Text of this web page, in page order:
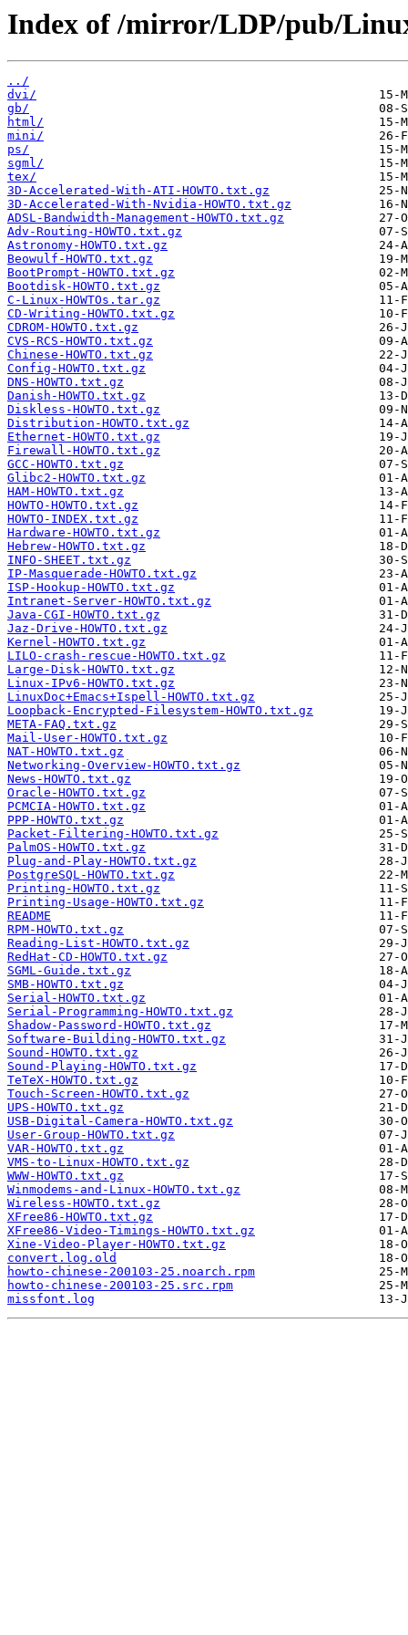
Index of /mirror/LDP/pub/
../
dvi/
gb/
html/
mini/
ps/
sgml/
tex/
3D-Accelerated-With-ATI-HOWTO.txt.gz
3D-Accelerated-With-Nvidia-HOWTO.txt.gz
ADSL-Bandwidth-Management-HOWTO.txt.gz
Adv-Routing-HOWTO.txt.gz
Astronomy-HOWTO.txt.gz
Beowulf-HOWTO.txt.gz
BootPrompt-HOWTO.txt.gz
Bootdisk-HOWTO.txt.gz
C-Linux-HOWTOs.tar.gz
CD-Writing-HOWTO.txt.gz
CDROM-HOWTO.txt.gz
CVS-RCS-HOWTO.txt.gz
Chinese-HOWTO.txt.gz
Config-HOWTO.txt.gz
DNS-HOWTO.txt.gz
Danish-HOWTO.txt.gz
Diskless-HOWTO.txt.gz
Distribution-HOWTO.txt.gz
Ethernet-HOWTO.txt.gz
Firewall-HOWTO.txt.gz
GCC-HOWTO.txt.gz
Glibc2-HOWTO.txt.gz
HAM-HOWTO.txt.gz
HOWTO-HOWTO.txt.gz
HOWTO-INDEX.txt.gz
Hardware-HOWTO.txt.gz
Hebrew-HOWTO.txt.gz
INFO-SHEET.txt.gz
IP-Masquerade-HOWTO.txt.gz
ISP-Hookup-HOWTO.txt.gz
Intranet-Server-HOWTO.txt.gz
Java-CGI-HOWTO.txt.gz
Jaz-Drive-HOWTO.txt.gz
Kernel-HOWTO.txt.gz
LILO-crash-rescue-HOWTO.txt.gz
Large-Disk-HOWTO.txt.gz
Linux-IPv6-HOWTO.txt.gz
LinuxDoc+Emacs+Ispell-HOWTO.txt.gz
Loopback-Encrypted-Filesystem-HOWTO.txt.gz
META-FAQ.txt.gz
Mail-User-HOWTO.txt.gz
NAT-HOWTO.txt.gz
Networking-Overview-HOWTO.txt.gz
News-HOWTO.txt.gz
Oracle-HOWTO.txt.gz
PCMCIA-HOWTO.txt.gz
PPP-HOWTO.txt.gz
Packet-Filtering-HOWTO.txt.gz
PalmOS-HOWTO.txt.gz
Plug-and-Play-HOWTO.txt.gz
PostgreSQL-HOWTO.txt.gz
Printing-HOWTO.txt.gz
Printing-Usage-HOWTO.txt.gz
README
RPM-HOWTO.txt.gz
Reading-List-HOWTO.txt.gz
RedHat-CD-HOWTO.txt.gz
SGML-Guide.txt.gz
SMB-HOWTO.txt.gz
Serial-HOWTO.txt.gz
Serial-Programming-HOWTO.txt.gz
Shadow-Password-HOWTO.txt.gz
Software-Building-HOWTO.txt.gz
Sound-HOWTO.txt.gz
Sound-Playing-HOWTO.txt.gz
TeTeX-HOWTO.txt.gz
Touch-Screen-HOWTO.txt.gz
UPS-HOWTO.txt.gz
USB-Digital-Camera-HOWTO.txt.gz
User-Group-HOWTO.txt.gz
VAR-HOWTO.txt.gz
VMS-to-Linux-HOWTO.txt.gz
WWW-HOWTO.txt.gz
Winmodems-and-Linux-HOWTO.txt.gz
Wireless-HOWTO.txt.gz
XFree86-HOWTO.txt.gz
XFree86-Video-Timings-HOWTO.txt.gz
Xine-Video-Player-HOWTO.txt.gz
convert.log.old
howto-chinese-200103-25.noarch.rpm
howto-chinese-200103-25.src.rpm
missfont.log